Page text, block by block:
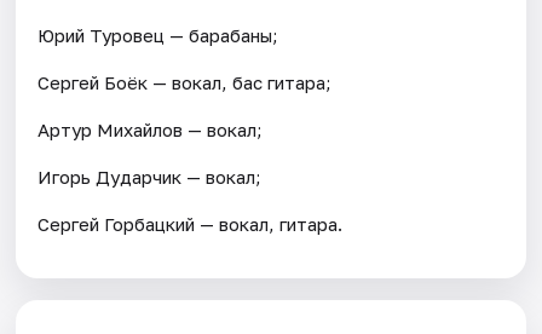
Юрий Туровец — барабаны;
Сергей Боёк — вокал, бас гитара;
Артур Михайлов — вокал;
Игорь Дударчик — вокал;
Сергей Горбацкий — вокал, гитара.